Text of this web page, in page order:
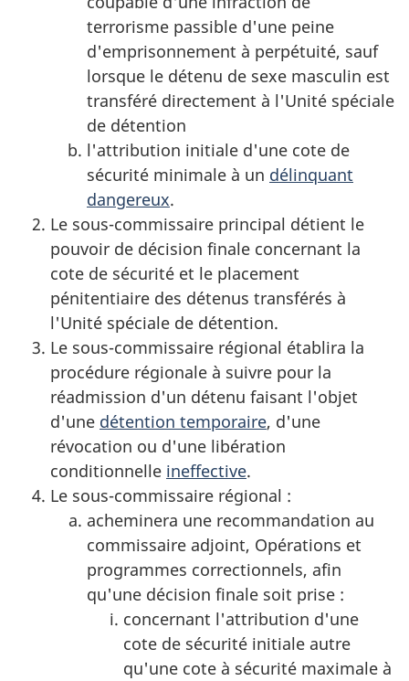
terrorisme passible d'une peine
d'emprisonnement à perpétuité, sauf
lorsque le détenu de sexe masculin est
transféré directement à l'Unité spéciale
de détention
l'attribution initiale d'une cote de
sécurité minimale à un délinquant
dangereux.
Le sous-commissaire principal détient le
pouvoir de décision finale concernant la
cote de sécurité et le placement
pénitentiaire des détenus transférés à
l'Unité spéciale de détention.
Le sous-commissaire régional établira la
procédure régionale à suivre pour la
réadmission d'un détenu faisant l'objet
d'une détention temporaire, d'une
révocation ou d'une libération
conditionnelle ineffective.
Le sous-commissaire régional :
acheminera une recommandation au
commissaire adjoint, Opérations et
programmes correctionnels, afin
qu'une décision finale soit prise :
concernant l'attribution d'une
cote de sécurité initiale autre
qu'une cote à sécurité maximale à